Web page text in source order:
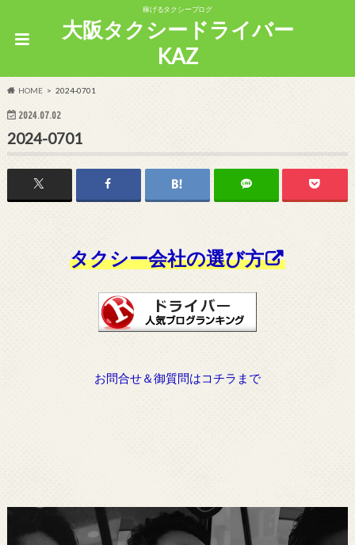
稼げるタクシーブログ
大阪タクシードライバー
KAZ
HOME 2024-0701
2024.07.02
2024-0701
タクシー会社の選び方
お問合せ＆御質問はコチラまで